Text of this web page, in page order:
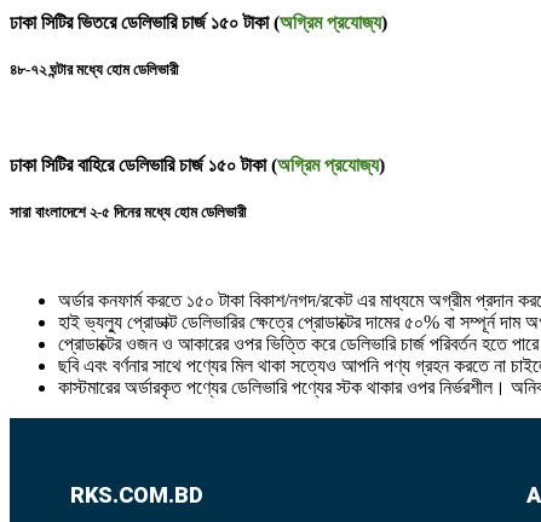
ঢাকা সিটির ভিতরে ডেলিভারি চার্জ ১৫০ টাকা (অগ্রিম প্রযোজ্য)
৪৮-৭২ ঘন্টার মধ্যে হোম ডেলিভারী
ঢাকা সিটির বাহিরে ডেলিভারি চার্জ ১৫০ টাকা (অগ্রিম প্রযোজ্য)
সারা বাংলাদেশে ২-৫ দিনের মধ্যে হোম ডেলিভারী
অর্ডার কনফার্ম করতে ১৫০ টাকা বিকাশ/নগদ/রকেট এর মাধ্যমে অগ্রীম প্রদান
হাই ভ্যল্যু প্রোডাক্ট ডেলিভারির ক্ষেত্রে প্রোডাক্টের দামের ৫০% বা সম্পূর্ন দাম
প্রোডাক্টের ওজন ও আকারের ওপর ভিত্তি করে ডেলিভারি চার্জ পরিবর্তন হতে
ছবি এবং বর্ণনার সাথে পণ্যের মিল থাকা সত্যেও আপনি পণ্য গ্রহন করতে না
কাস্টমারের অর্ডারকৃত পণ্যের ডেলিভারি পণ্যের স্টক থাকার ওপর নির্ভরশীল।
RKS.COM.BD